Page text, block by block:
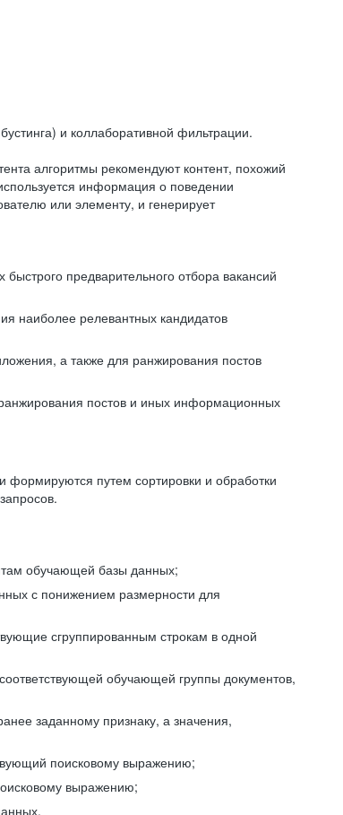
и коллаборативной фильтрации.
алгоритмы рекомендуют контент, похожий
информация о поведении
или элементу, и генерирует
предварительного отбора вакансий
наиболее релевантных кандидатов
а также для ранжирования постов
постов и иных информационных
путем сортировки и обработки
обучающей базы данных;
с понижением размерности для
сгруппированным строкам в одной
обучающей группы документов,
заданному признаку, а значения,
поисковому выражению;
выражению;